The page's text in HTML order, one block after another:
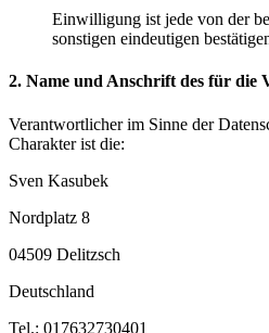
Einwilligung ist jede von der
sonstigen eindeutigen
2. Name und Anschrift des für die
Verantwortlicher im Sinne der
Charakter ist die:
Sven Kasubek
Nordplatz 8
04509 Delitzsch
Deutschland
Tel.: 017632730401